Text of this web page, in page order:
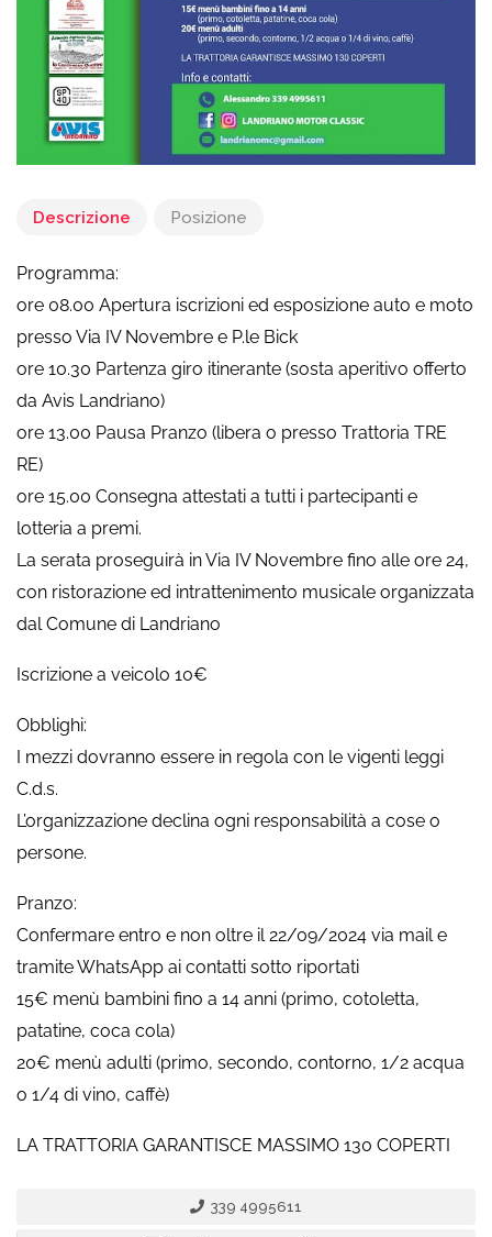
Descrizione Posizione
Programma:
ore 08.00 Apertura iscrizioni ed esposizione auto e moto
presso Via IV Novembre e P.le Bick
ore 10.30 Partenza giro itinerante (sosta aperitivo offerto
da Avis Landriano)
ore 13.00 Pausa Pranzo (libera o presso Trattoria TRE
RE)
ore 15.00 Consegna attestati a tutti i partecipanti e
lotteria a premi.
La serata proseguirà in Via IV Novembre fino alle ore 24,
con ristorazione ed intrattenimento musicale organizzata
dal Comune di Landriano
Iscrizione a veicolo 10€
Obblighi:
I mezzi dovranno essere in regola con le vigenti leggi
C.d.s.
L’organizzazione declina ogni responsabilità a cose o
persone.
Pranzo:
Confermare entro e non oltre il 22/09/2024 via mail e
tramite WhatsApp ai contatti sotto riportati
15€ menù bambini fino a 14 anni (primo, cotoletta,
patatine, coca cola)
20€ menù adulti (primo, secondo, contorno, 1/2 acqua
o 1/4 di vino, caffè)
LA TRATTORIA GARANTISCE MASSIMO 130 COPERTI
339 4995611